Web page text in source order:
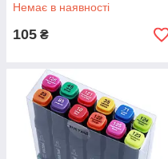
Немає в наявності
105 ₴